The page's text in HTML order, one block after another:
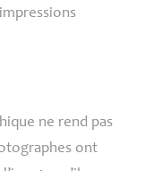
ne rend pas
ont